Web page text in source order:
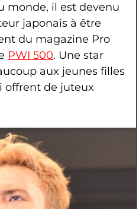
monde, il est devenu
japonais à être
du magazine Pro
PWI 500. Une star
aux jeunes filles
offrent de juteux